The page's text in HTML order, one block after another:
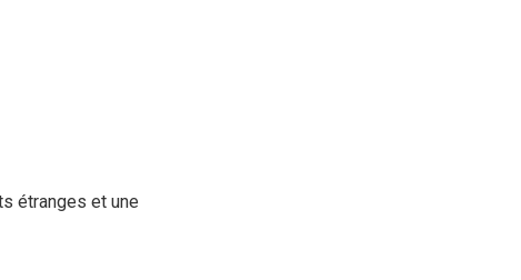
étranges et une